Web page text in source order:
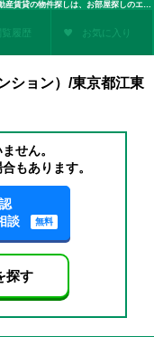
ベルグレードKAMEIDO（803）（東京都 江東区）の建物情報|不動産賃貸の物件探しは、お部屋探しのエイブル
覧履歴 お気に入り
ション）/東京都江東
せん。
もあります。
談
無料
探す